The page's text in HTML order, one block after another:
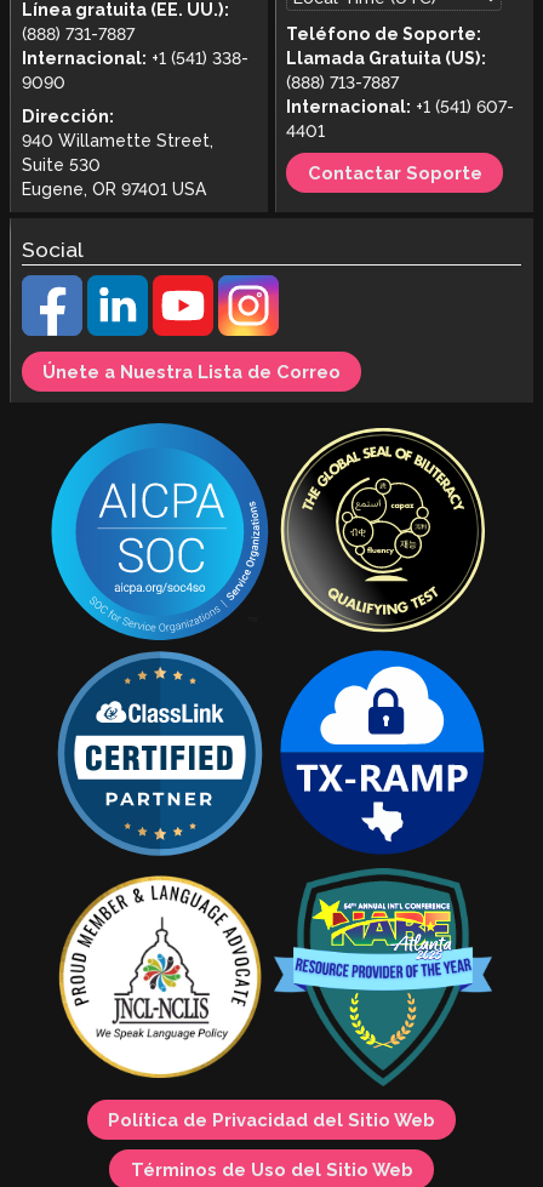
Línea gratuita (EE. UU.):
(888) 731-7887
Internacional: +1 (541) 338-
9090
Dirección:
940 Willamette Street,
Suite 530
Eugene, OR 97401 USA
Teléfono de Soporte:
Llamada Gratuita (US):
(888) 713-7887
Internacional: +1 (541) 607-
4401
Contactar Soporte
Social
Únete a Nuestra Lista de Correo
Política de Privacidad del Sitio Web
Términos de Uso del Sitio Web